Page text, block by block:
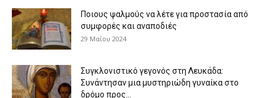
Ποιους ψαλμούς να λέτε για προστασία από
συμφορές και αναποδιές
29 Μαΐου 2024
Συγκλονιστικό γεγονός στη Λευκάδα:
Συνάντησαν μια μυστηριώδη γυναίκα στο
δρόμο προς...